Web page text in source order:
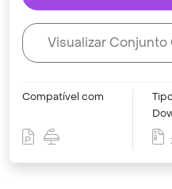
Visualizar
Compatível com